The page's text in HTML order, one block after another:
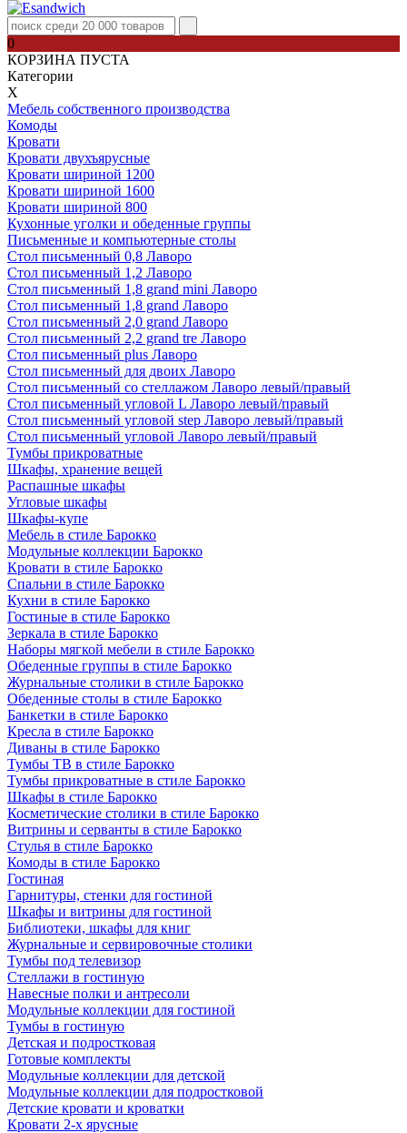
0
КОРЗИНА ПУСТА
Категории
Х
Мебель собственного производства
Комоды
Кровати
Кровати двухъярусные
Кровати шириной 1200
Кровати шириной 1600
Кровати шириной 800
Кухонные уголки и обеденные группы
Письменные и компьютерные столы
Стол письменный 0,8 Лаворо
Стол письменный 1,2 Лаворо
Стол письменный 1,8 grand mini Лаворо
Стол письменный 1,8 grand Лаворо
Стол письменный 2,0 grand Лаворо
Стол письменный 2,2 grand tre Лаворо
Стол письменный plus Лаворо
Стол письменный для двоих Лаворо
Стол письменный со стеллажом Лаворо левый/правый
Стол письменный угловой L Лаворо левый/правый
Стол письменный угловой step Лаворо левый/правый
Стол письменный угловой Лаворо левый/правый
Тумбы прикроватные
Шкафы, хранение вещей
Распашные шкафы
Угловые шкафы
Шкафы-купе
Мебель в стиле Барокко
Модульные коллекции Барокко
Кровати в стиле Барокко
Спальни в стиле Барокко
Кухни в стиле Барокко
Гостиные в стиле Барокко
Зеркала в стиле Барокко
Наборы мягкой мебели в стиле Барокко
Обеденные группы в стиле Барокко
Журнальные столики в стиле Барокко
Обеденные столы в стиле Барокко
Банкетки в стиле Барокко
Кресла в стиле Барокко
Диваны в стиле Барокко
Тумбы ТВ в стиле Барокко
Тумбы прикроватные в стиле Барокко
Шкафы в стиле Барокко
Косметические столики в стиле Барокко
Витрины и серванты в стиле Барокко
Стулья в стиле Барокко
Комоды в стиле Барокко
Гостиная
Гарнитуры, стенки для гостиной
Шкафы и витрины для гостиной
Библиотеки, шкафы для книг
Журнальные и сервировочные столики
Тумбы под телевизор
Стеллажи в гостиную
Навесные полки и антресоли
Модульные коллекции для гостиной
Тумбы в гостиную
Детская и подростковая
Готовые комплекты
Модульные коллекции для детской
Модульные коллекции для подростковой
Детские кровати и кроватки
Кровати 2-х ярусные